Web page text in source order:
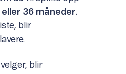
eller 36 måneder.
blir
blir